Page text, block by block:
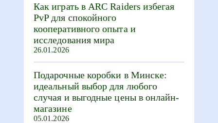
Как играть в ARC Raiders избегая
PvP для спокойного
кооперативного опыта и
исследования мира
26.01.2026
Подарочные коробки в Минске:
идеальный выбор для любого
случая и выгодные цены в онлайн-
магазине
05.01.2026